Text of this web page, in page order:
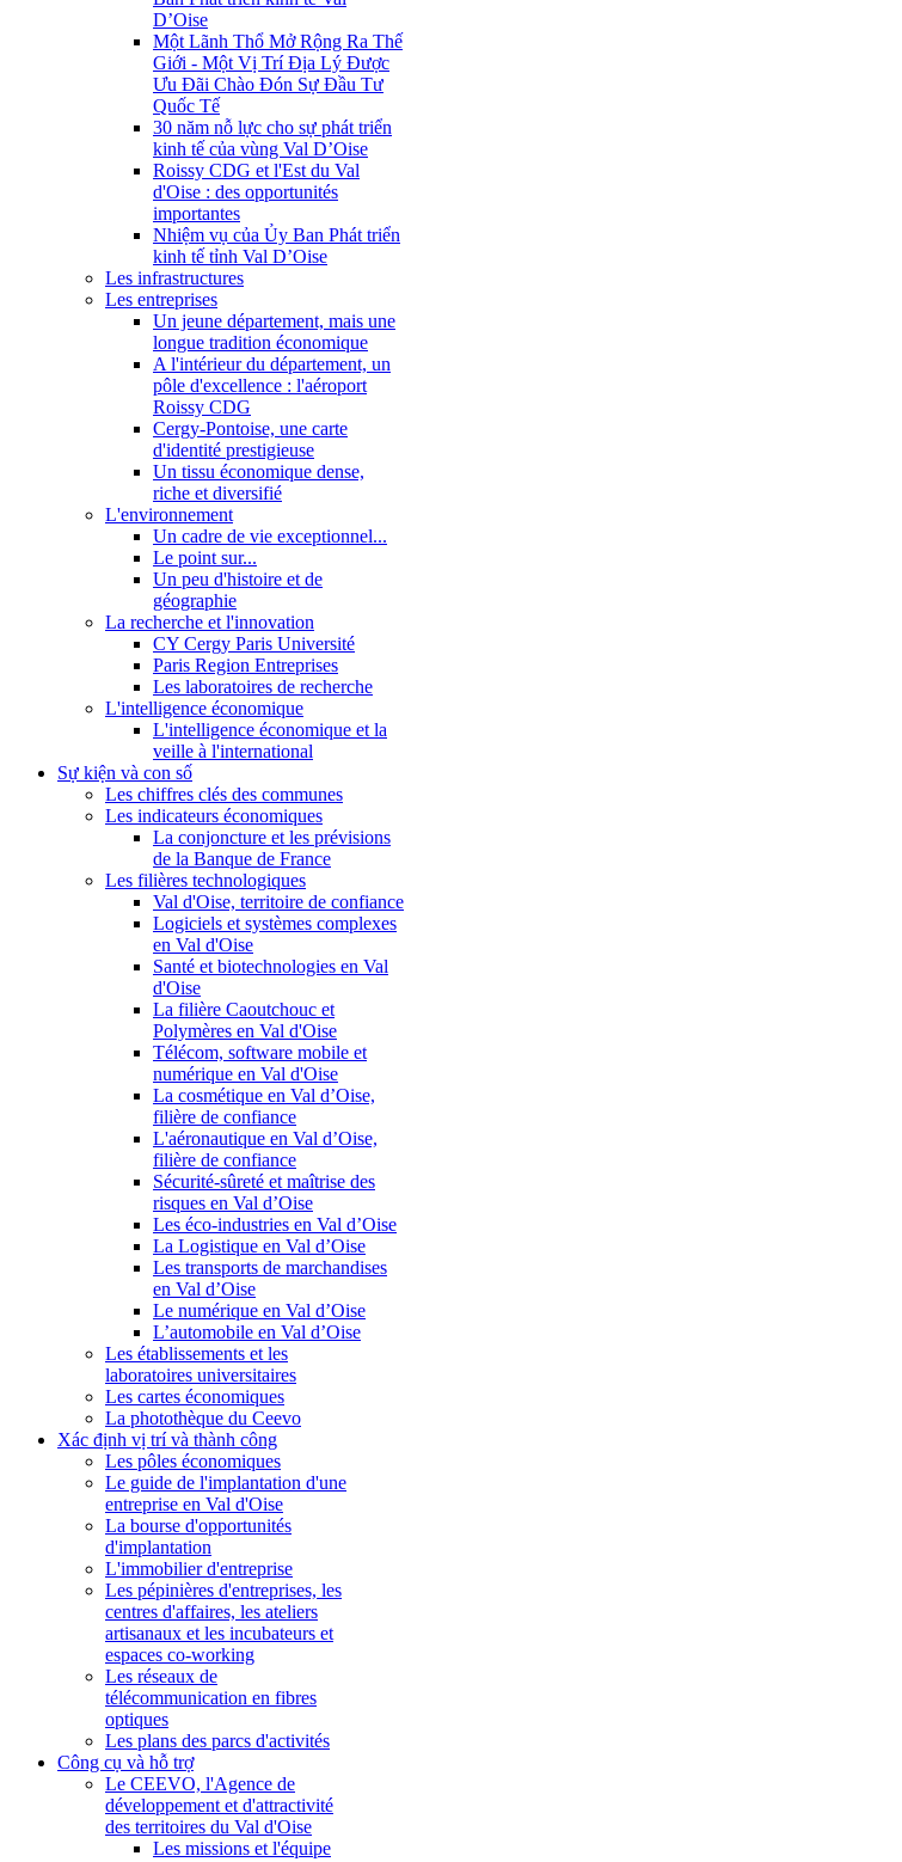
D’Oise
Một Lãnh Thổ Mở Rộng Ra Thế
Giới - Một Vị Trí Địa Lý Được
Ưu Đãi Chào Đón Sự Đầu Tư
Quốc Tế
30 năm nỗ lực cho sự phát triển
kinh tế của vùng Val D’Oise
Roissy CDG et l'Est du Val
d'Oise : des opportunités
importantes
Nhiệm vụ của Ủy Ban Phát triển
kinh tế tỉnh Val D’Oise
Les infrastructures
Les entreprises
Un jeune département, mais une
longue tradition économique
A l'intérieur du département, un
pôle d'excellence : l'aéroport
Roissy CDG
Cergy-Pontoise, une carte
d'identité prestigieuse
Un tissu économique dense,
riche et diversifié
L'environnement
Un cadre de vie exceptionnel...
Le point sur...
Un peu d'histoire et de
géographie
La recherche et l'innovation
CY Cergy Paris Université
Paris Region Entreprises
Les laboratoires de recherche
L'intelligence économique
L'intelligence économique et la
veille à l'international
Sự kiện và con số
Les chiffres clés des communes
Les indicateurs économiques
La conjoncture et les prévisions
de la Banque de France
Les filières technologiques
Val d'Oise, territoire de confiance
Logiciels et systèmes complexes
en Val d'Oise
Santé et biotechnologies en Val
d'Oise
La filière Caoutchouc et
Polymères en Val d'Oise
Télécom, software mobile et
numérique en Val d'Oise
La cosmétique en Val d’Oise,
filière de confiance
L'aéronautique en Val d’Oise,
filière de confiance
Sécurité-sûreté et maîtrise des
risques en Val d’Oise
Les éco-industries en Val d’Oise
La Logistique en Val d’Oise
Les transports de marchandises
en Val d’Oise
Le numérique en Val d’Oise
L’automobile en Val d’Oise
Les établissements et les
laboratoires universitaires
Les cartes économiques
La photothèque du Ceevo
Xác định vị trí và thành công
Les pôles économiques
Le guide de l'implantation d'une
entreprise en Val d'Oise
La bourse d'opportunités
d'implantation
L'immobilier d'entreprise
Les pépinières d'entreprises, les
centres d'affaires, les ateliers
artisanaux et les incubateurs et
espaces co-working
Les réseaux de
télécommunication en fibres
optiques
Les plans des parcs d'activités
Công cụ và hỗ trợ
Le CEEVO, l'Agence de
développement et d'attractivité
des territoires du Val d'Oise
Les missions et l'équipe